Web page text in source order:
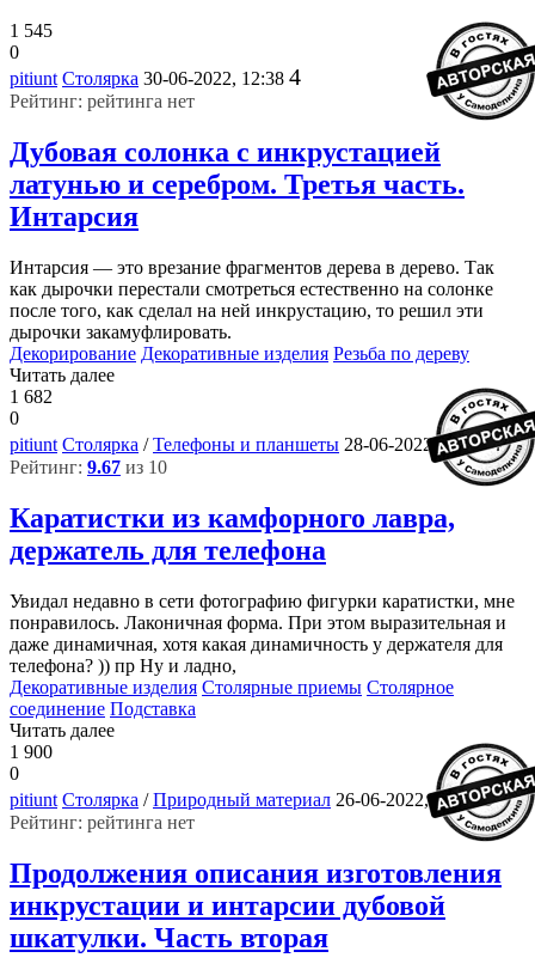
1 545
0
pitiunt Столярка 30-06-2022, 12:38 4
Рейтинг: рейтинга нет
Дубовая солонка с инкрустацией
латунью и серебром. Третья часть.
Интарсия
Интарсия — это врезание фрагментов дерева в дерево. Так
как дырочки перестали смотреться естественно на солонке
после того, как сделал на ней инкрустацию, то решил эти
дырочки закамуфлировать.
Декорирование Декоративные изделия Резьба по дереву
Читать далее
1 682
0
pitiunt Столярка /Телефоны и планшеты 28-06-2022, 12:36 4
Рейтинг: 9.67 из 10
Каратистки из камфорного лавра,
держатель для телефона
Увидал недавно в сети фотографию фигурки каратистки, мне
понравилось. Лаконичная форма. При этом выразительная и
даже динамичная, хотя какая динамичность у держателя для
телефона? )) пр Ну и ладно,
Декоративные изделия Столярные приемы Столярное
соединение Подставка
Читать далее
1 900
0
pitiunt Столярка /Природный материал 26-06-2022, 16:31 3
Рейтинг: рейтинга нет
Продолжения описания изготовления
инкрустации и интарсии дубовой
шкатулки. Часть вторая